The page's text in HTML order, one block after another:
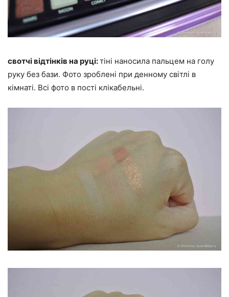
свотчі відтінків на руці:тіні наносила пальцем на голу
руку без бази. Фото зроблені при денному світлі в
кімнаті. Всі фото в пості клікабельні.